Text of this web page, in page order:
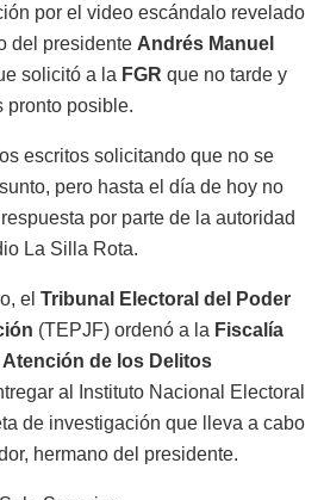
por el video escándalo revelado
del presidente Andrés Manuel
solicitó a la FGR que no tarde y
pronto posible.
escritos solicitando que no se
pero hasta el día de hoy no
por parte de la autoridad
La Silla Rota.
el Tribunal Electoral del Poder
(TEPJF) ordenó a la Fiscalía
Atención de los Delitos
al Instituto Nacional Electoral
de investigación que lleva a cabo
hermano del presidente.